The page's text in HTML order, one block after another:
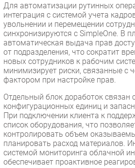
Для автоматизации рутинных
интеграция с системой учета
увольнении и перемещении
синхронизируются с SimpleOne. В
автоматическая выдача прав
от подразделения, что сократит
новых сотрудников к рабочим
минимизирует риски, связанные с
фактором при настройке прав.
Отдельный блок доработок связан
конфигурационных единиц и
При подключении клиента к
список оборудования, что
контролировать объем
планировать расход материалов.
системой мониторинга облачной
обеспечивает проактивное